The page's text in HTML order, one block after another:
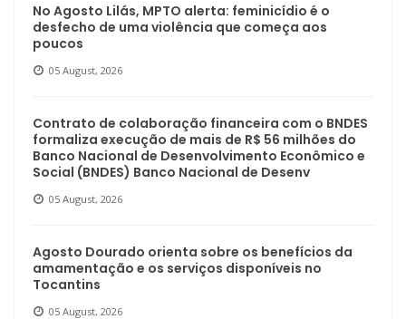
No Agosto Lilás, MPTO alerta: feminicídio é o
desfecho de uma violência que começa aos
poucos
05 August, 2026
Contrato de colaboração financeira com o BNDES
formaliza execução de mais de R$ 56 milhões do
Banco Nacional de Desenvolvimento Econômico e
Social (BNDES) Banco Nacional de Desenv
05 August, 2026
Agosto Dourado orienta sobre os benefícios da
amamentação e os serviços disponíveis no
Tocantins
05 August, 2026